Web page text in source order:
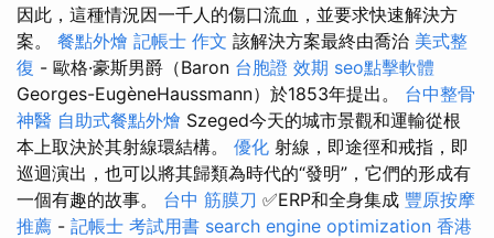
因此，這種情況因一千人的傷口流血，並要求快速解決方
案。 餐點外燴 記帳士 作文 該解決方案最終由喬治 美式整
復 - 歐格·豪斯男爵（Baron 台胞證 效期 seo點擊軟體
Georges-EugèneHaussmann）於1853年提出。 台中整骨
神醫 自助式餐點外燴 Szeged今天的城市景觀和運輸從根
本上取決於其射線環結構。 優化 射線，即途徑和戒指，即
巡迴演出，也可以將其歸類為時代的“發明”，它們的形成有
一個有趣的故事。 台中 筋膜刀 ✅ERP和全身集成 豐原按摩
推薦 - 記帳士 考試用書 search engine optimization 香港